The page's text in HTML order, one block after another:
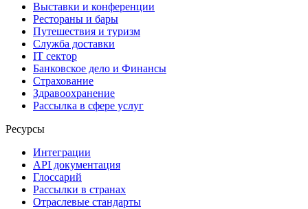
Выставки и конференции
Рестораны и бары
Путешествия и туризм
Служба доставки
IT сектор
Банковское дело и Финансы
Страхование
Здравоохранение
Рассылка в сфере услуг
Ресурсы
Интеграции
API документация
Глоссарий
Рассылки в странах
Отраслевые стандарты